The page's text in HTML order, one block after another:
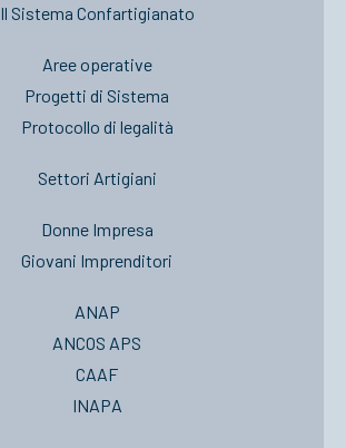
Il Sistema Confartigianato
Aree operative
Progetti di Sistema
Protocollo di legalità
Settori Artigiani
Donne Impresa
Giovani Imprenditori
ANAP
ANCOS APS
CAAF
INAPA